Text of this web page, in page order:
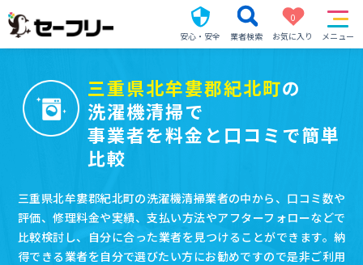
安心・安全 業者検索
0
お気に入り
メニュー
三重県北牟婁郡紀北町の
洗濯機清掃で
事業者を料金と口コミで簡単
比較
三重県北牟婁郡紀北町の洗濯機清掃業者の中から、口コミ数や
評価、修理料金や実績、支払い方法やアフターフォローなどで
比較検討し、自分に合った業者を見つけることができます。納
得できる業者を自分で選びたい方にお勧めですので是非ご利用